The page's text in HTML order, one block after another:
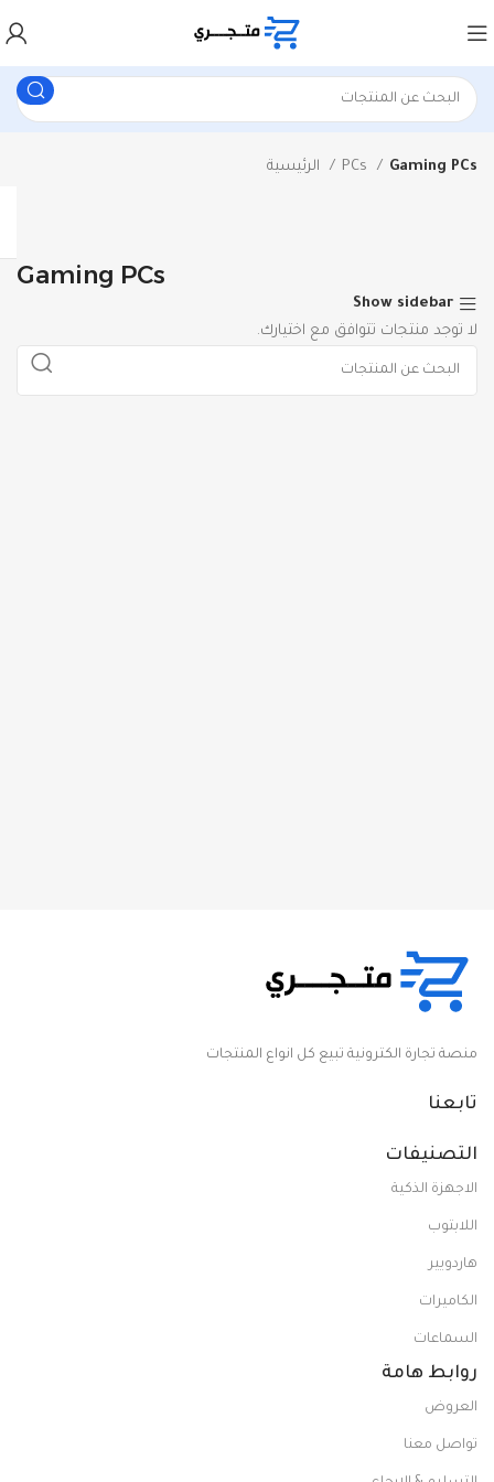
PCs Gaming PCs
Gaming PCs
Show sidebar
لا توجد منتجات تتوافق مع اختيارك.
منصة تجارة الكترونية تبيع كل انواع المنتجات
تابعنا
التصنيفات
الاجهزة الذكية
اللابتوب
هاردويير
الكاميرات
السماعات
روابط هامة
العروض
تواصل معنا